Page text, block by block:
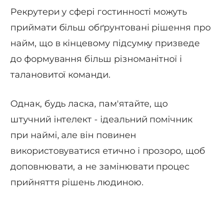
Рекрутери у сфері гостинності можуть
приймати більш обґрунтовані рішення про
найм, що в кінцевому підсумку призведе
до формування більш різноманітної і
талановитої команди.
Однак, будь ласка, пам'ятайте, що
штучний інтелект - ідеальний помічник
при наймі, але він повинен
використовуватися етично і прозоро, щоб
доповнювати, а не замінювати процес
прийняття рішень людиною.